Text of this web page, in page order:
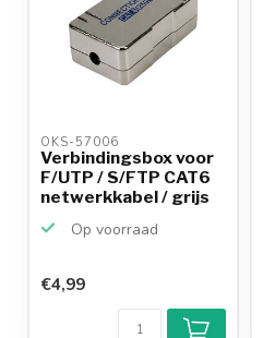
OKS-57006
Verbindingsbox voor
F/UTP / S/FTP CAT6
netwerkkabel / grijs
Op voorraad
€4,99